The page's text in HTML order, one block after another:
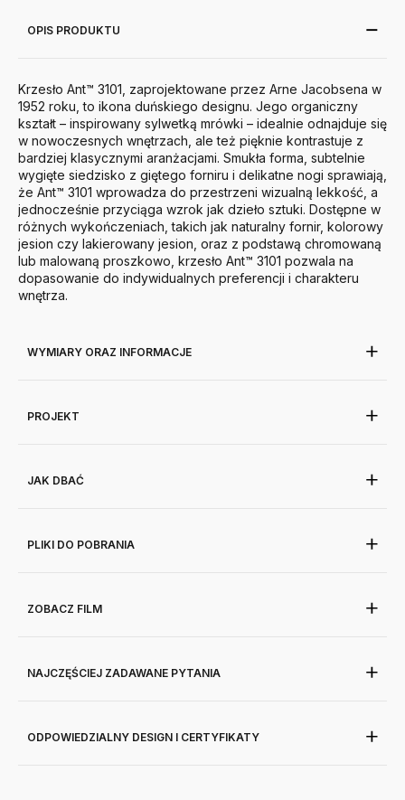
OPIS PRODUKTU
Krzesło Ant™ 3101, zaprojektowane przez Arne Jacobsena w
1952 roku, to ikona duńskiego designu. Jego organiczny
kształt – inspirowany sylwetką mrówki – idealnie odnajduje się
w nowoczesnych wnętrzach, ale też pięknie kontrastuje z
bardziej klasycznymi aranżacjami. Smukła forma, subtelnie
wygięte siedzisko z giętego forniru i delikatne nogi sprawiają,
że Ant™ 3101 wprowadza do przestrzeni wizualną lekkość, a
jednocześnie przyciąga wzrok jak dzieło sztuki. Dostępne w
różnych wykończeniach, takich jak naturalny fornir, kolorowy
jesion czy lakierowany jesion, oraz z podstawą chromowaną
lub malowaną proszkowo, krzesło Ant™ 3101 pozwala na
dopasowanie do indywidualnych preferencji i charakteru
wnętrza.
WYMIARY ORAZ INFORMACJE
PROJEKT
JAK DBAĆ
PLIKI DO POBRANIA
ZOBACZ FILM
NAJCZĘŚCIEJ ZADAWANE PYTANIA
ODPOWIEDZIALNY DESIGN I CERTYFIKATY